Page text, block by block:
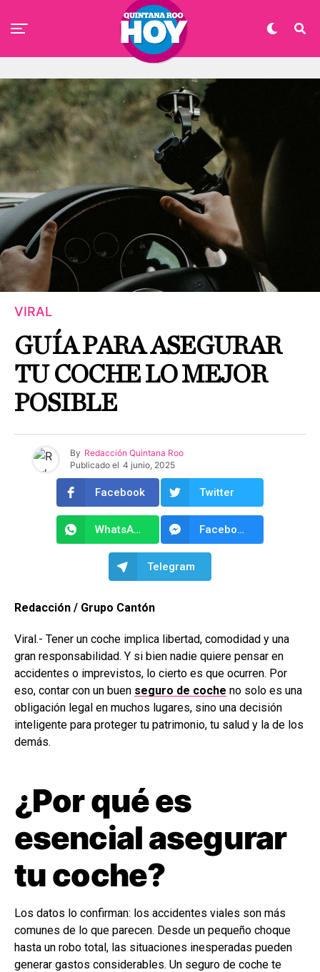
VIRAL
GUÍA PARA ASEGURAR
TU COCHE LO MEJOR
POSIBLE
By Redacción Quintana Roo
Publicado el 4 junio, 2025
Facebook Twitter
WhatsApp Facebook Messenger
Telegram
Redacción / Grupo Cantón
Viral.- Tener un coche implica libertad, comodidad y una
gran responsabilidad. Y si bien nadie quiere pensar en
accidentes o imprevistos, lo cierto es que ocurren. Por
eso, contar con un buen seguro de coche no solo es una
obligación legal en muchos lugares, sino una decisión
inteligente para proteger tu patrimonio, tu salud y la de los
demás.
¿Por qué es
esencial asegurar
tu coche?
Los datos lo confirman: los accidentes viales son más
comunes de lo que parecen. Desde un pequeño choque
hasta un robo total, las situaciones inesperadas pueden
generar gastos considerables. Un seguro de coche te